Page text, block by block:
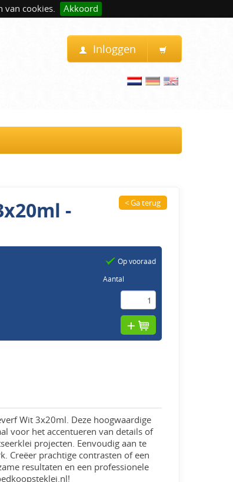
van cookies. Akkoord
Inloggen
- < Ga terug
Op vooraad
Aantal
Wit 3x20ml. Deze hoogwaardige
voor het accentueren van details of
projecten. Eenvoudig aan te
Creëer prachtige contrasten of een
resultaten en een professionele